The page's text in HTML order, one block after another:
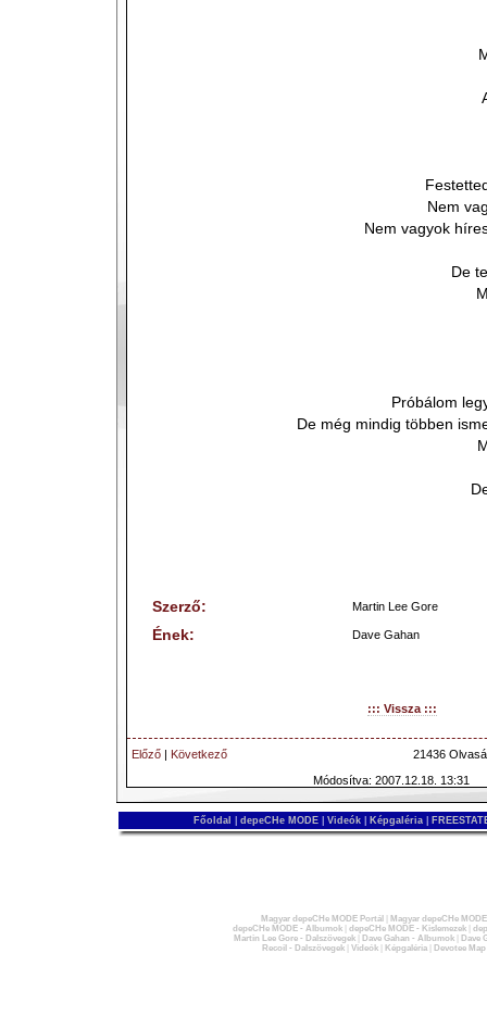
Nem
Nem vagyok
De
Próbálom
De még mindig többen
Szerző: Martin Lee Gore
Ének: Dave Gahan
::: Vissza :::
Előző | Következő
21436
Módosítva: 2007.12.18. 13:31
Főoldal depeCHe MODE Videók Képgaléria
Magyar depeCHe MODE Portál
Magyar depeCHe
depeCHe MODE - Albumok| depeCHe MODE - Kislemezek|
Martin Lee Gore - Dalszövegek| Dave Gahan - Albumok|
Dave
Recoil - Dalszövegek| Videók| Képgaléria| Devotee Map